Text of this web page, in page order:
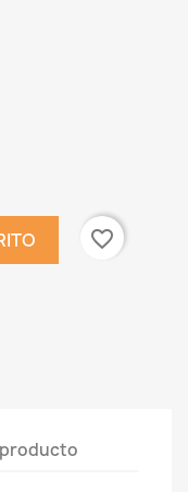
favorite_border